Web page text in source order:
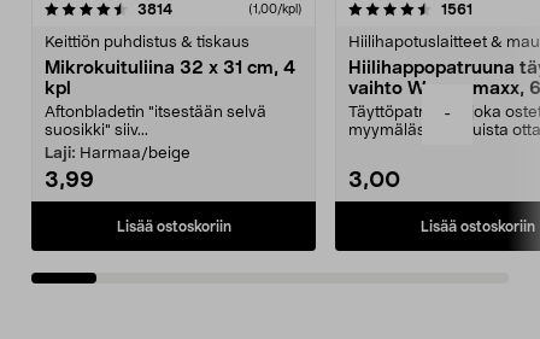
-
3814arvostelut (1,00/kpl)
Keittiön puhdistus & tiskaus
Mikrokuituliina 32 x 31 cm, 4
kpl
Aftonbladetin "itsestään selvä
suosikki" siiv...
Laji: Harmaa/beige
3,99
Lisää ostoskoriin
4.5viidestä
1561
Hiilihapotuslaitteet &
Hiilihappopatruuna
vaihto Wassermaxx,
Täyttöpatruuna, joka
myymälästä – muista
3,00
Lisää ostoskoriin
4.5viidestä